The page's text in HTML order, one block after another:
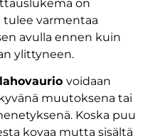
on
tulee varmentaa
avulla ennen kuin
ylittyneen.
lahovauriovoidaan
muutoksena tai
Koska puu
kovaa mutta sisältä